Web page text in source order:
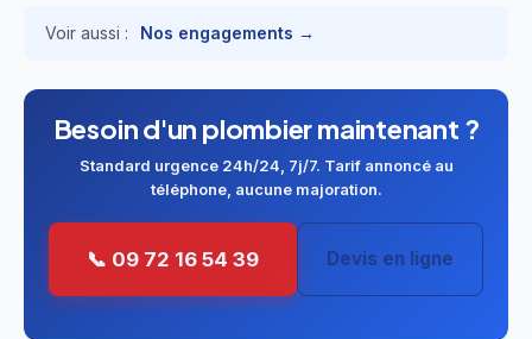
Voir aussi : Nos engagements →
Besoin d'un plombier maintenant ?
Standard urgence 24h/24, 7j/7. Tarif annoncé au
téléphone, aucune majoration.
📞 09 72 16 54 39 Devis en ligne